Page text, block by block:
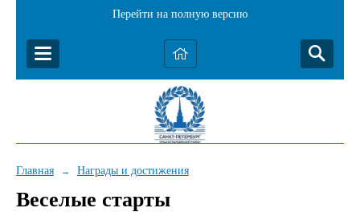
Перейти на полную версию
Главная → Награды и достижения
Веселые старты